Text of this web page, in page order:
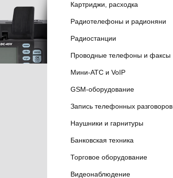
Картриджи, расходка
Радиотелефоны и радионяни
Радиостанции
Проводные телефоны и факсы
Мини-АТС и VoIP
GSM-оборудование
Запись телефонных разговоров
Наушники и гарнитуры
Банковская техника
Торговое оборудование
Видеонаблюдение